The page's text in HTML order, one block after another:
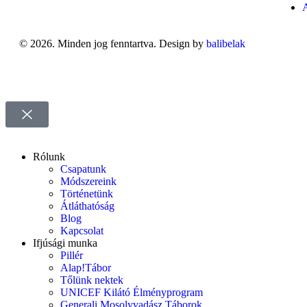
© 2026. Minden jog fenntartva. Design by balibelak
Rólunk
Csapatunk
Módszereink
Történetünk
Átláthatóság
Blog
Kapcsolat
Ifjúsági munka
Pillér
Alap!Tábor
Tőlünk nektek
UNICEF Kilátó Élményprogram
Generali Mosolyvadász Táborok